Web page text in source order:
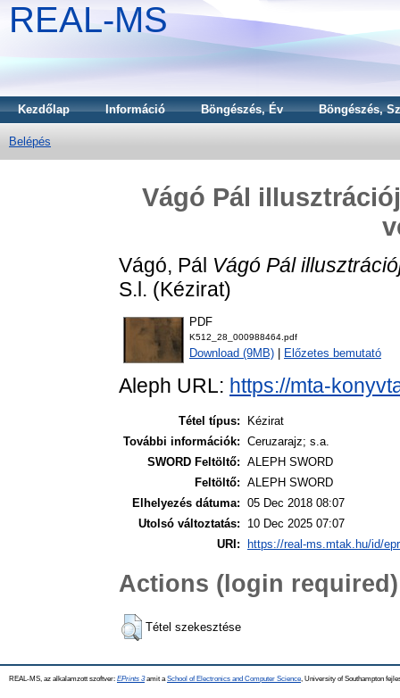
REAL-MS
Kezdőlap Információ Böngészés, Év Böngészés,
Belépés
Vágó Pál
Vágó, Pál Vágó Pál
S.l. (Kézirat)
PDF
K512_28_000988464.pdf
Download (9MB) Előzetes bemutató
Aleph URL: https://mta-
Tétel típus:
Kézirat
További információk: Ceruzarajz; s.a.
SWORD Feltöltő: ALEPH SWORD
Feltöltő: ALEPH SWORD
Elhelyezés dátuma: 05 Dec 2018 08:07
Utolsó változtatás:
10 Dec 2025 07:07
URI:
https://real-ms.mtak.hu/id/
Actions (login required)
Tétel szekesztése
REAL-MS, az alkalamzott szoftver: EPrints 3amit a School of Electronics and Computer Science , University of Southampton